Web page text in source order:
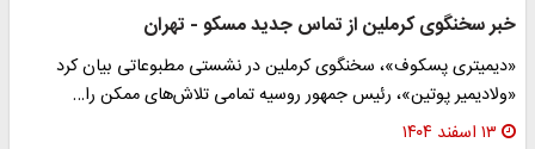
خبر سخنگوی کرملین از تماس جدید مسکو - تهران
«دیمیتری پسکوف»، سخنگوی کرملین در نشستی مطبوعاتی بیان کرد
«ولادیمیر پوتین»، رئیس جمهور روسیه تمامی تلاش‌های ممکن را…
۱۳ اسفند ۱۴۰۴